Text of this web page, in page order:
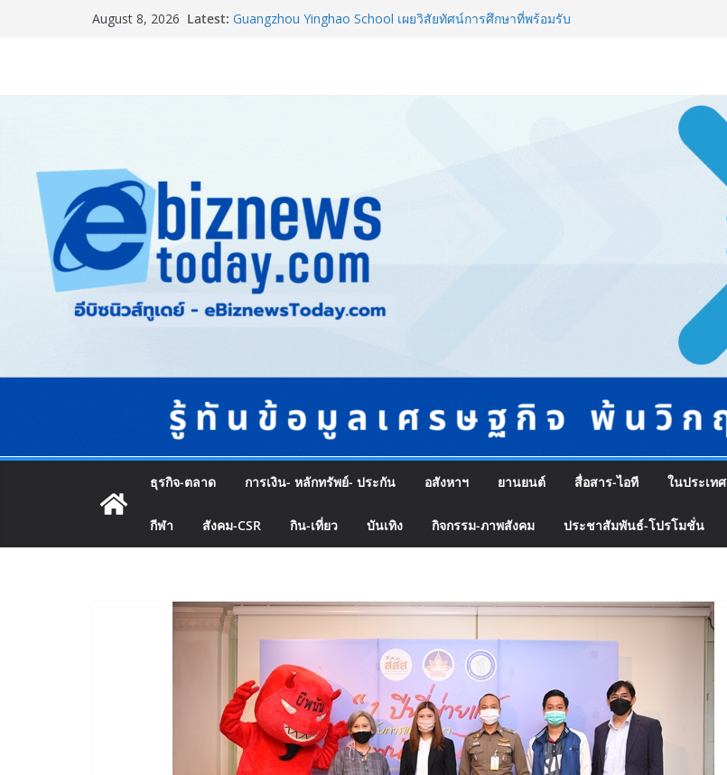
August 8, 2026 Latest: Guangzhou Yinghao School เผยวิสัยทัศน์การศึกษาที่พร้อมรับ
อลิอันซ์ อยุธยา ส่งเสริมคนไทยเตรียมพร้อมรับมือวิกฤต เปิดพื้นที่
“Level Up the Care by Allianz Ayudhya นิทรรศการยกระดับ…
ความเป็นห่วง” ในงาน Hug HeartYai
ธุรกิจ-ตลาด การเงิน- หลักทรัพย์- ประกัน อสังหาฯ ยานยนต์ สื่อสาร-ไอที ในประเทศ
กีฬา สังคม-CSR กิน-เที่ยว บันเทิง กิจกรรม-ภาพสังคม ประชาสัมพันธ์-โปรโมชั่น